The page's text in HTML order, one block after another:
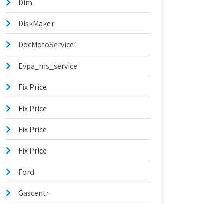
Dim
DiskMaker
DocMotoService
Evpa_ms_service
Fix Price
Fix Price
Fix Price
Fix Price
Ford
Gascentr